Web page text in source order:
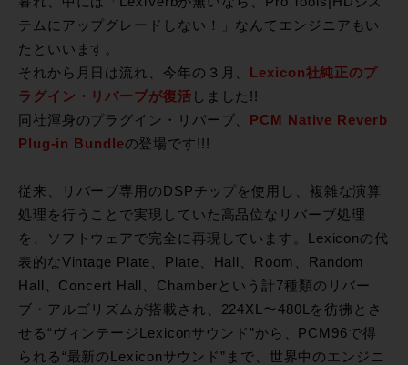
テムにアップグレードしない！」なんてエンジニアもい
たといいます。
それから月日は流れ、今年の３月、
Lexicon社純正のプ
ラグイン・リバーブが復活 しました!!
同社渾身のプラグイン・リバーブ、
PCM Native Reverb
Plug-in Bundleの登場です!!!
従来、リバーブ専用のDSPチップを使用し、複雑な演算
処理を行うことで実現していた高品位なリバーブ処理
を、ソフトウェアで完全に再現しています。Lexiconの代
表的なVintage Plate、Plate、Hall、Room、Random
Hall、Concert Hall、Chamberという計7種類のリバー
ブ・アルゴリズムが搭載され、224XL〜480Lを彷彿とさ
せる“ヴィンテージLexiconサウンド”から、PCM96で得
られる“最新のLexiconサウンド”まで、世界中のエンジニ